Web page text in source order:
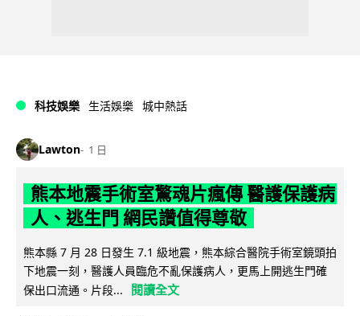
科技娛樂 生活娛樂 城中熱話
Lawton 1 日
熊本地震手術室驚魂片瘋傳 醫護保護病
人、逃生門 網民讚值得尊敬
熊本縣 7 月 28 日發生 7.1 級地震，熊本綜合醫院手術室鏡頭拍
下地震一刻，醫護人員臨危不亂保護病人，更馬上開逃生門確
保出口流通。片段...
閱讀全文